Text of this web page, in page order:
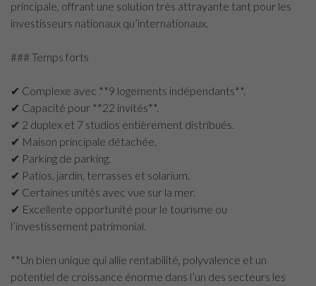
principale, offrant une solution très attrayante tant pour les
investisseurs nationaux qu’internationaux.
### Temps forts
✔ Complexe avec **9 logements indépendants**.
✔ Capacité pour **22 invités**.
✔ 2 duplex et 7 studios entièrement distribués.
✔ Maison principale détachée.
✔ Parking de parking.
✔ Patios, jardin, terrasses et solarium.
✔ Certaines unités avec vue sur la mer.
✔ Excellente opportunité pour le tourisme ou
l’investissement patrimonial.
**Un bien unique qui allie rentabilité, polyvalence et un
potentiel de croissance énorme dans l’un des secteurs les